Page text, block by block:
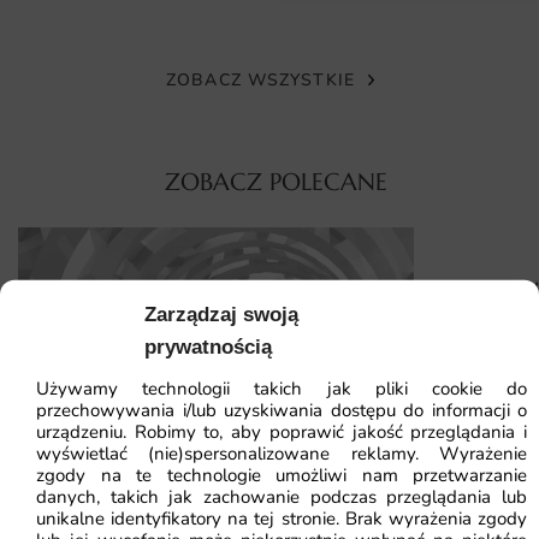
Zarządzaj swoją
prywatnością
Używamy technologii takich jak pliki cookie do
przechowywania i/lub uzyskiwania dostępu do informacji o
urządzeniu. Robimy to, aby poprawić jakość przeglądania i
wyświetlać (nie)spersonalizowane reklamy. Wyrażenie
zgody na te technologie umożliwi nam przetwarzanie
danych, takich jak zachowanie podczas przeglądania lub
unikalne identyfikatory na tej stronie. Brak wyrażenia zgody
wielkoformatowe realizacje na pełne ściany.
poprowadzi Cię krok po kroku.
Dlaczego warto wybrać tę fototapetę
Fototapeta Złote Kwiaty to inwestycja w wyjątkowy
wystrój wnętrza, który przez lata będzie cieszył oko i
podkreślał indywidualny styl. To rozwiązanie ciekawsze
niż standardowa farba czy zwykła tapeta.
Unikalny motyw złote kwiaty nadający wnętrzu
niepowtarzalny charakter
Wysoka rozdzielczość druku i nasycone, trwałe kolory
ZOBACZ WSZYSTKIE
ZOBACZ POLECANE
Fototapeta Tunel i Kule 3D
Fototapeta
Najniższa cena